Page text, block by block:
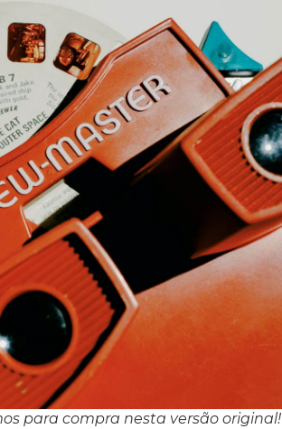
para compra nesta versão original!